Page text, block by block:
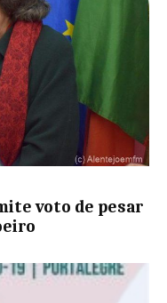
voto de pesar